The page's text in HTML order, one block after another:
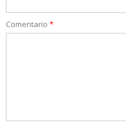
Comentario *